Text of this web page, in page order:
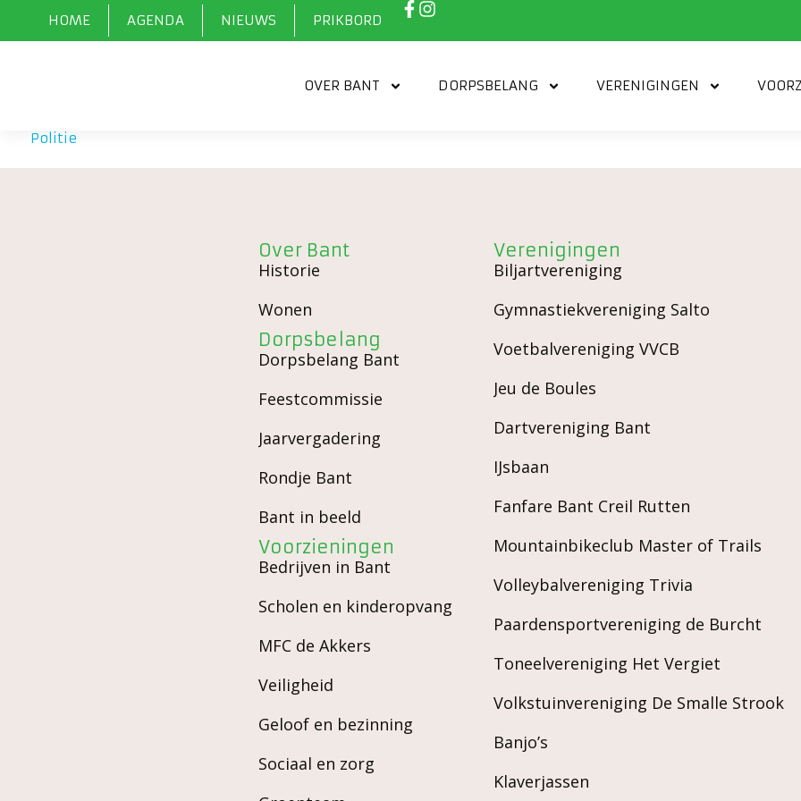
HOME AGENDA NIEUWS PRIKBORD
OVER BANT DORPSBELANG VERENIGINGEN
Politie
Over Bant
Historie
Wonen
Dorpsbelang
Dorpsbelang Bant
Feestcommissie
Jaarvergadering
Rondje Bant
Bant in beeld
Voorzieningen
Bedrijven in Bant
Scholen en kinderopvang
MFC de Akkers
Veiligheid
Geloof en bezinning
Sociaal en zorg
Verenigingen
Biljartvereniging
Gymnastiekvereniging Salto
Voetbalvereniging VVCB
Jeu de Boules
Dartvereniging Bant
IJsbaan
Fanfare Bant Creil Rutten
Mountainbikeclub Master of Trails
Volleybalvereniging Trivia
Paardensportvereniging de Burcht
Toneelvereniging Het Vergiet
Volkstuinvereniging De Smalle Strook
Banjo’s
Klaverjassen